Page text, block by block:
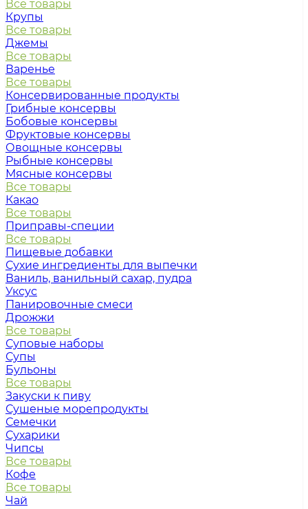
Все товары
Крупы
Все товары
Джемы
Все товары
Варенье
Все товары
Консервированные продукты
Грибные консервы
Бобовые консервы
Фруктовые консервы
Овощные консервы
Рыбные консервы
Мясные консервы
Все товары
Какао
Все товары
Приправы-специи
Все товары
Пищевые добавки
Сухие ингредиенты для выпечки
Ваниль, ванильный сахар, пудра
Уксус
Панировочные смеси
Дрожжи
Все товары
Суповые наборы
Супы
Бульоны
Все товары
Закуски к пиву
Сушеные морепродукты
Семечки
Сухарики
Чипсы
Все товары
Кофе
Все товары
Чай